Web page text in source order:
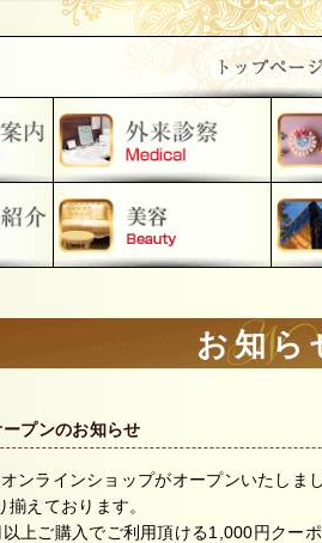
お知ら
プンのお知らせ
ンラインショップがオープンいたしまし
えております。
上ご購入でご利用頂ける1,000円クー